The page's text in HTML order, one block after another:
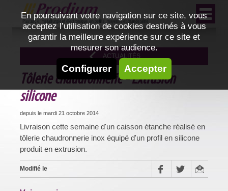
En poursuivant votre navigation sur ce site, vous
acceptez l’utilisation de cookies destinés à vous
garantir la meilleure expérience sur ce site et
mesurer son audience.
Configurer Accepter
ACTUALITÉS
Tôlerie chaudronnerie - Extrusion
silicone
depuis le mardi 21 octobre 2014
Livraison cette semaine d'un caisson étanche réalisé en
tôlerie chaudronnerie inox équipé d'un profil en silicone
produit en extrusion.
Modifié le